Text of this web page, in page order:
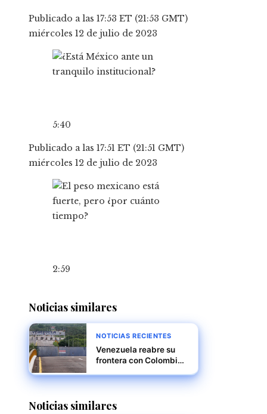
Publicado a las 17:53 ET (21:53 GMT)
miércoles 12 de julio de 2023
5:40
Publicado a las 17:51 ET (21:51 GMT)
miércoles 12 de julio de 2023
2:59
Noticias similares
NOTICIAS RECIENTES
Venezuela reabre su
frontera con Colombia
conspiración
Noticias similares